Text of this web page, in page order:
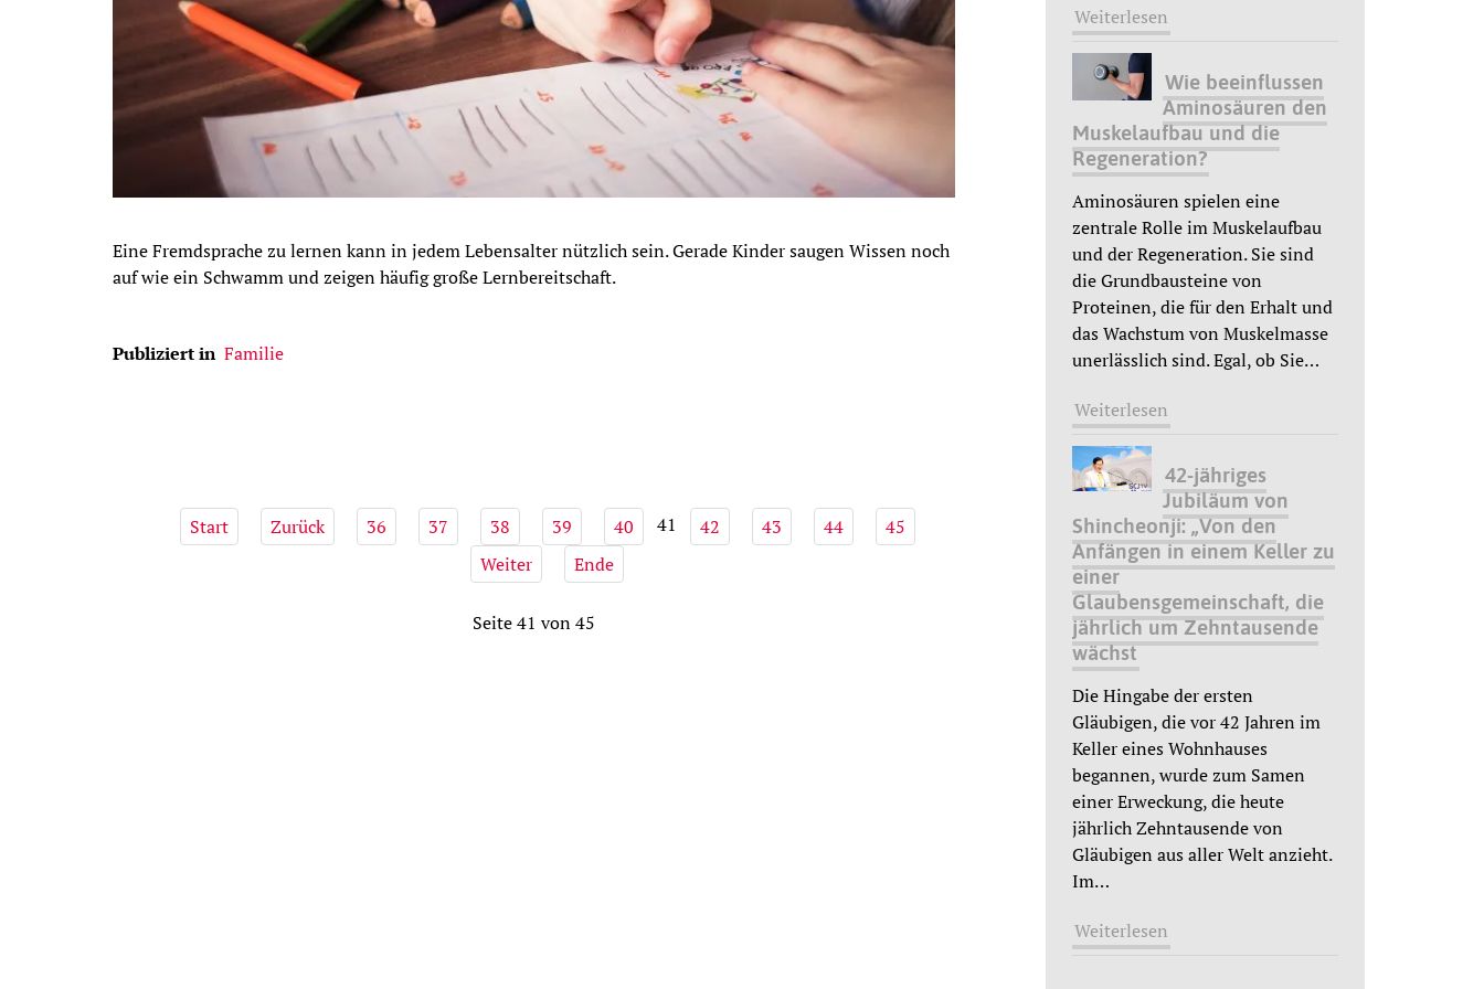
Eine Fremdsprache zu lernen kann in jedem Lebensalter nützlich sein. Gerade Kinder saugen Wissen noch
auf wie ein Schwamm und zeigen häufig große Lernbereitschaft.
Publiziert in Familie
Start Zurück 36 37 38 39 40 41 42 43 44
45
Weiter
Ende
Seite 41 von 45
Weiterlesen
Wie beeinflussen
Aminosäuren den
Muskelaufbau und die
Regeneration?
Aminosäuren spielen eine
zentrale Rolle im Muskelaufbau
und der Regeneration. Sie sind
die Grundbausteine von
Proteinen, die für den Erhalt und
das Wachstum von Muskelmasse
unerlässlich sind. Egal, ob Sie…
Weiterlesen
42-jähriges
Jubiläum von
Shincheonji: „Von den
Anfängen in einem Keller zu
einer
Glaubensgemeinschaft, die
jährlich um Zehntausende
wächst
Die Hingabe der ersten
Gläubigen, die vor 42 Jahren im
Keller eines Wohnhauses
begannen, wurde zum Samen
einer Erweckung, die heute
jährlich Zehntausende von
Gläubigen aus aller Welt anzieht.
Im…
Weiterlesen